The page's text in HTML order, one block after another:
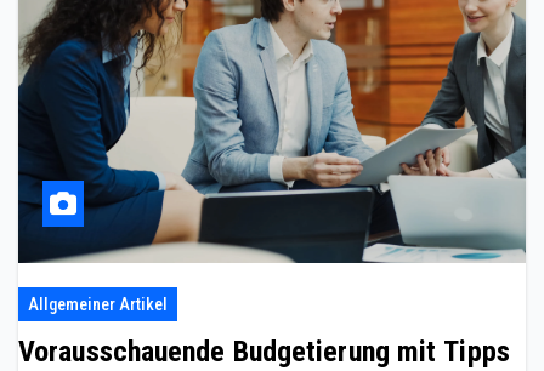
Allgemeiner Artikel
Vorausschauende Budgetierung mit Tipps